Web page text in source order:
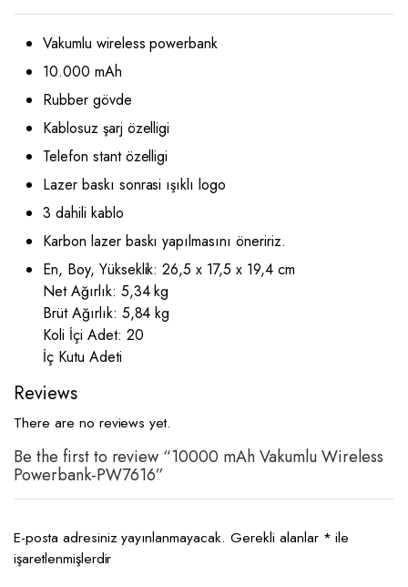
Vakumlu wireless powerbank
10.000 mAh
Rubber gövde
Kablosuz şarj özelligi
Telefon stant özelligi
Lazer baskı sonrasi ışıklı logo
3 dahili kablo
Karbon lazer baskı yapılmasını öneririz.
En, Boy, Yükseklik: 26,5 x 17,5 x 19,4 cm
Net Ağırlık: 5,34 kg
Brüt Ağırlık: 5,84 kg
Koli İçi Adet: 20
İç Kutu Adeti
Reviews
There are no reviews yet.
Be the first to review “10000 mAh Vakumlu Wireless
Powerbank-PW7616”
E-posta adresiniz yayınlanmayacak. Gerekli alanlar * ile
işaretlenmişlerdir